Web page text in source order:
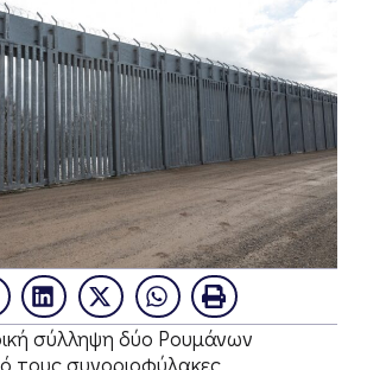
σύλληψη δύο Ρουμάνων